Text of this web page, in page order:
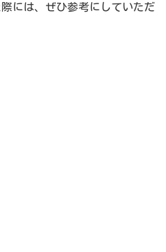
には、ぜひ参考にしていただ